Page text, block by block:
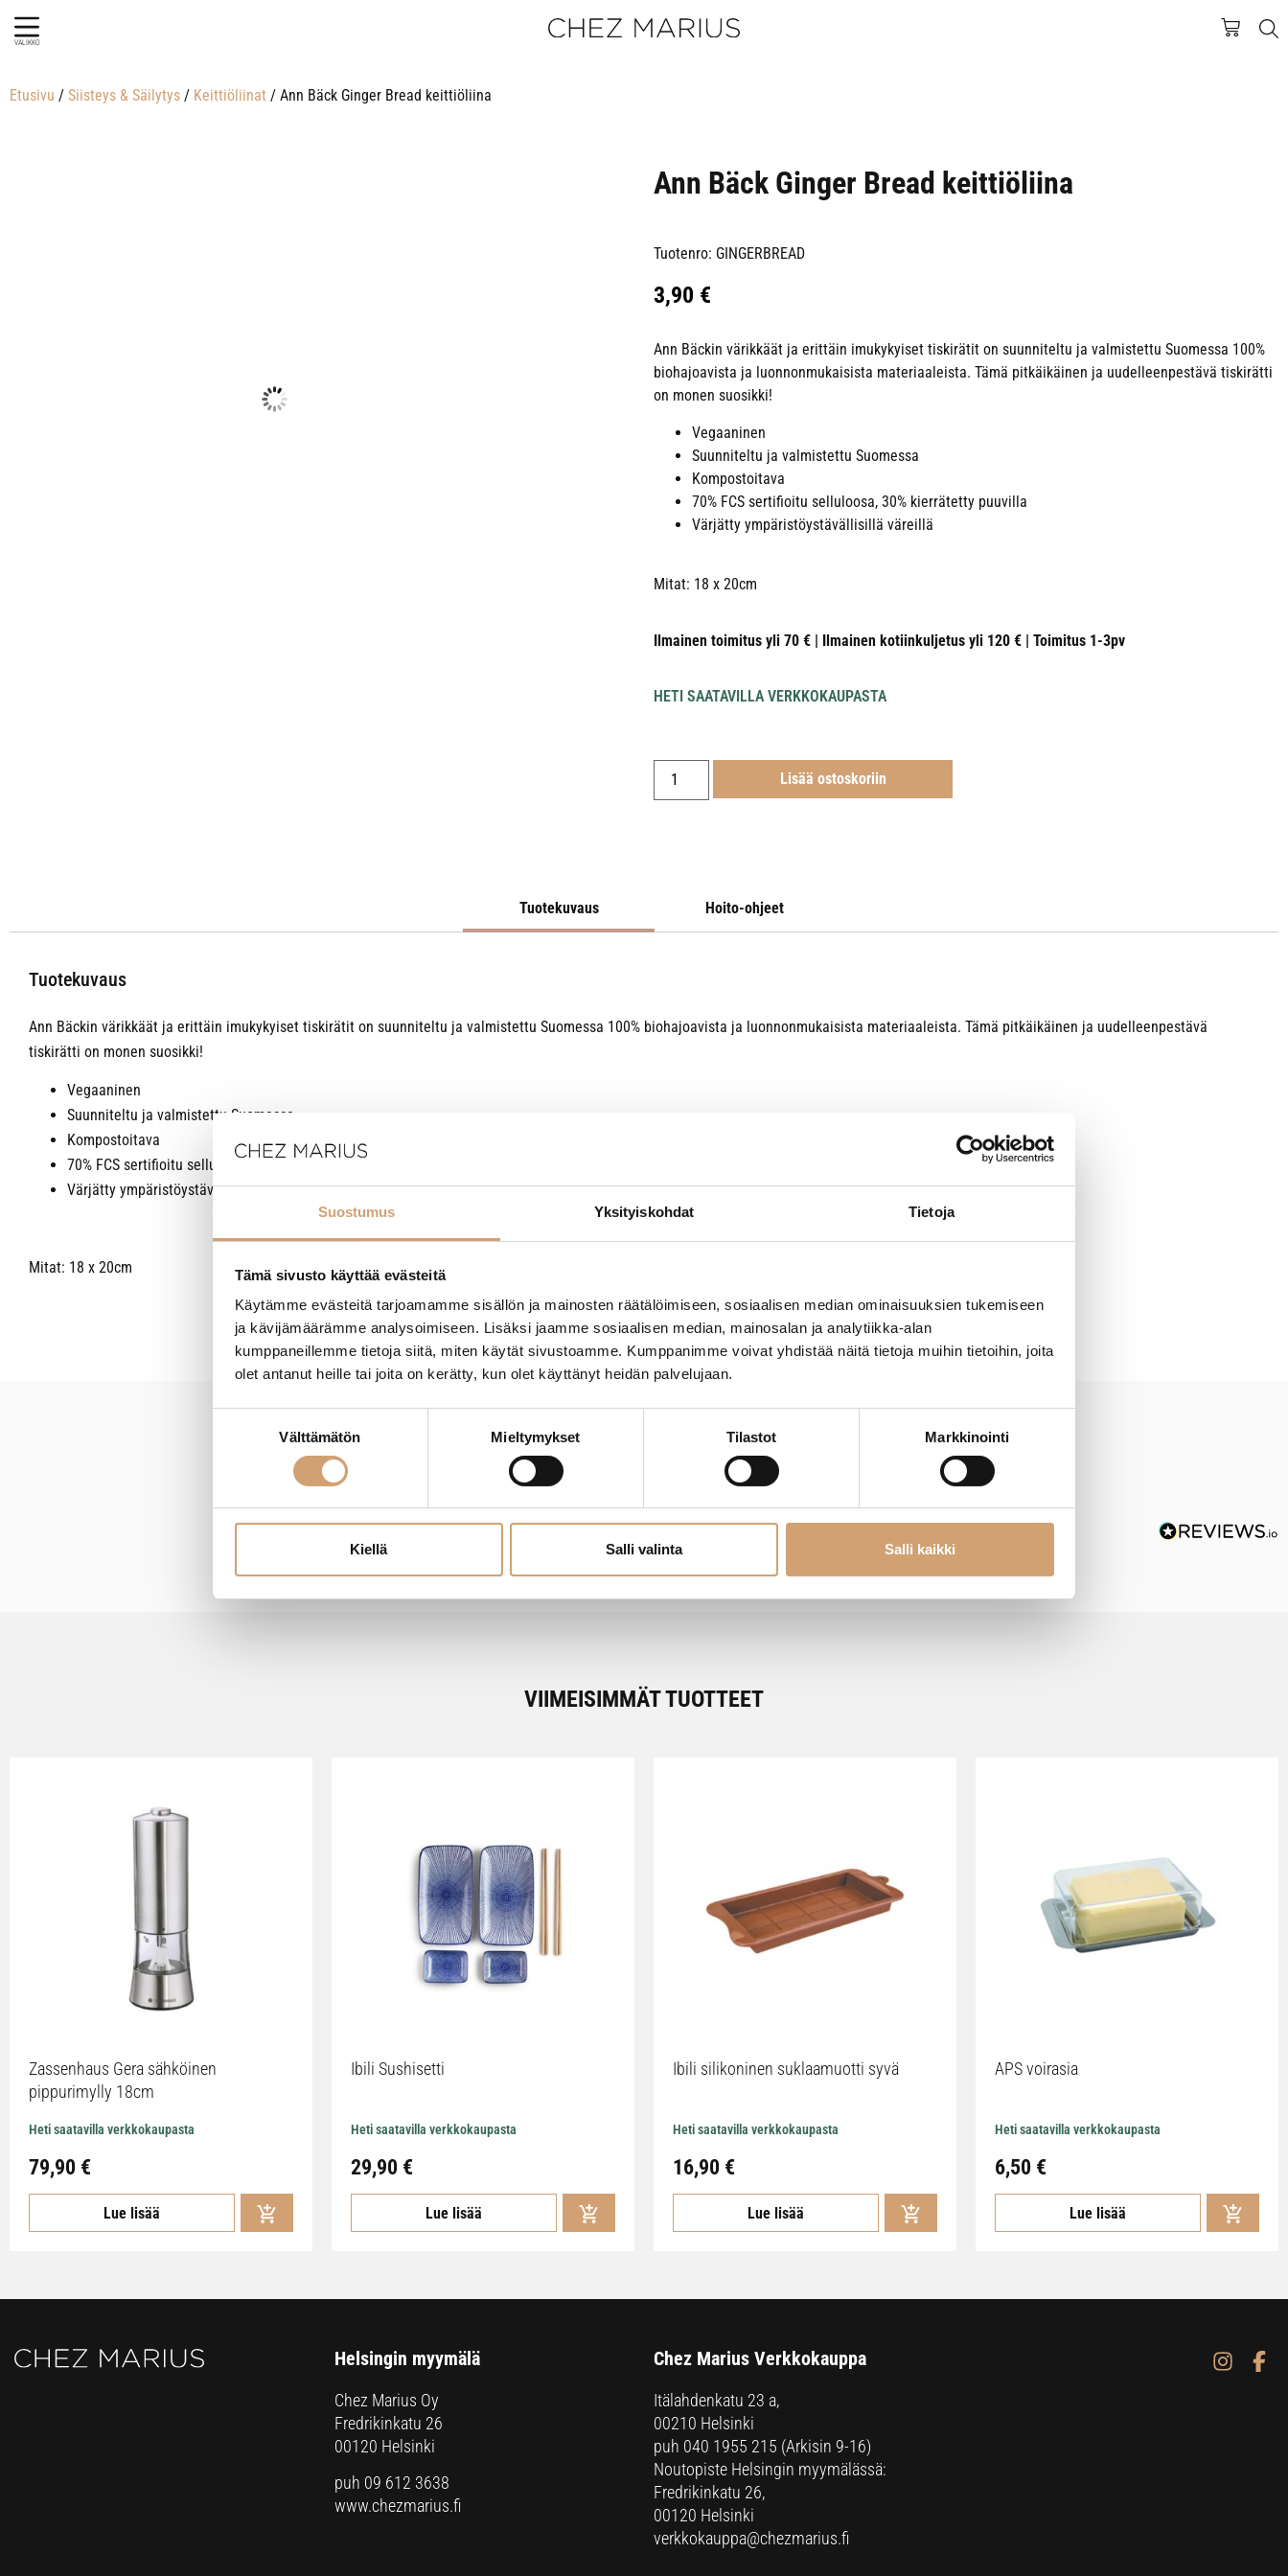
Suostumus Yksityiskohdat Tietoja
Tämä sivusto käyttää evästeitä
Käytämme evästeitä tarjoamamme sisällön ja mainosten räätälöimiseen, sosiaalisen median ominaisuuksien tukemiseen
ja kävijämäärämme analysoimiseen. Lisäksi jaamme sosiaalisen median, mainosalan ja analytiikka-alan
kumppaneillemme tietoja siitä, miten käytät sivustoamme. Kumppanimme voivat yhdistää näitä tietoja muihin tietoihin, joita
olet antanut heille tai joita on kerätty, kun olet käyttänyt heidän palvelujaan.
Välttämätön Mieltymykset Tilastot Markkinointi
Kiellä Salli valinta Salli kaikki
VALIKKO
Etusivu / Siisteys & Säilytys / Keittiöliinat / Ann Bäck Ginger Bread keittiöliina
Ann Bäck Ginger Bread keittiöliina
Tuotenro: GINGERBREAD
3,90 €
Ann Bäckin värikkäät ja erittäin imukykyiset tiskirätit on suunniteltu ja valmistettu Suomessa 100%
biohajoavista ja luonnonmukaisista materiaaleista. Tämä pitkäikäinen ja uudelleenpestävä tiskirätti
on monen suosikki!
Vegaaninen
Suunniteltu ja valmistettu Suomessa
Kompostoitava
70% FCS sertifioitu selluloosa, 30% kierrätetty puuvilla
Värjätty ympäristöystävällisillä väreillä
Mitat: 18 x 20cm
Ilmainen toimitus yli 70 € | Ilmainen kotiinkuljetus yli 120 € | Toimitus 1-3pv
HETI SAATAVILLA VERKKOKAUPASTA
Lisää ostoskoriin
Tuotekuvaus Hoito-ohjeet
Tuotekuvaus
Ann Bäckin värikkäät ja erittäin imukykyiset tiskirätit on suunniteltu ja valmistettu Suomessa 100% biohajoavista ja luonnonmukaisista materiaaleista. Tämä pitkäikäinen ja uudelleenpestävä
tiskirätti on monen suosikki!
Vegaaninen
Suunniteltu ja valmistettu Suomessa
Kompostoitava
70% FCS sertifioitu selluloosa, 30% kierrätetty puuvilla
Värjätty ympäristöystävällisillä väreillä
Mitat: 18 x 20cm
- Tuotteesta ei ole vielä arvosteluja -
VIIMEISIMMÄT TUOTTEET
Zassenhaus Gera sähköinen
pippurimylly 18cm
Heti saatavilla verkkokaupasta
79,90 €
Lue lisää
Ibili Sushisetti
Heti saatavilla verkkokaupasta
29,90 €
Lue lisää
Ibili silikoninen suklaamuotti syvä
Heti saatavilla verkkokaupasta
16,90 €
Lue lisää
APS voirasia
Heti saatavilla verkkokaupasta
6,50 €
Lue lisää
Helsingin myymälä
Chez Marius Oy
Fredrikinkatu 26
00120 Helsinki
puh 09 612 3638
www.chezmarius.fi
Chez Marius Verkkokauppa
Itälahdenkatu 23 a,
00210 Helsinki
puh 040 1955 215 (Arkisin 9-16)
Noutopiste Helsingin myymälässä:
Fredrikinkatu 26,
00120 Helsinki
verkkokauppa@chezmarius.fi